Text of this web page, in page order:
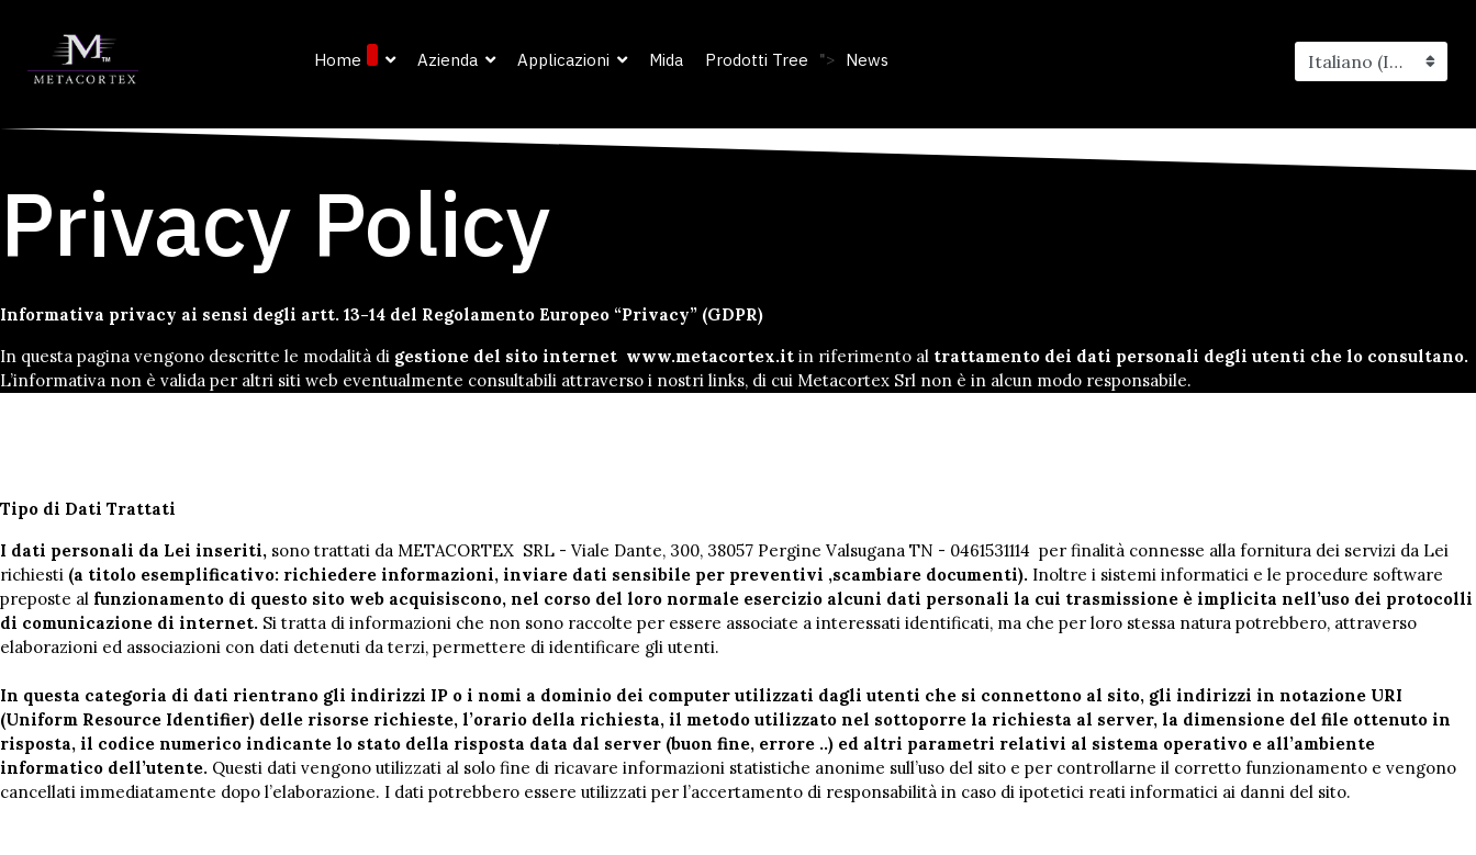
Home Azienda Applicazioni Mida Prodotti Tree "> News Italiano (Italia)
Privacy Policy
Informativa privacy ai sensi degli artt. 13-14 del Regolamento Europeo “Privacy” (GDPR)
In questa pagina vengono descritte le modalità di gestione del sito internet www.metacortex.it in riferimento al trattamento dei dati personali degli utenti che lo consultano.
L’informativa non è valida per altri siti web eventualmente consultabili attraverso i nostri links, di cui Metacortex Srl non è in alcun modo responsabile.
Tipo di Dati Trattati
I dati personali da Lei inseriti, sono trattati da METACORTEX SRL - Viale Dante, 300, 38057 Pergine Valsugana TN - 0461531114 per finalità connesse alla fornitura dei servizi da Lei
richiesti (a titolo esemplificativo: richiedere informazioni, inviare dati sensibile per preventivi ,scambiare documenti). Inoltre i sistemi informatici e le procedure software
preposte al funzionamento di questo sito web acquisiscono, nel corso del loro normale esercizio alcuni dati personali la cui trasmissione è implicita nell’uso dei protocolli
di comunicazione di internet. Si tratta di informazioni che non sono raccolte per essere associate a interessati identificati, ma che per loro stessa natura potrebbero, attraverso
elaborazioni ed associazioni con dati detenuti da terzi, permettere di identificare gli utenti.
In questa categoria di dati rientrano gli indirizzi IP o i nomi a dominio dei computer utilizzati dagli utenti che si connettono al sito, gli indirizzi in notazione URI
(Uniform Resource Identifier) delle risorse richieste, l’orario della richiesta, il metodo utilizzato nel sottoporre la richiesta al server, la dimensione del file ottenuto in
risposta, il codice numerico indicante lo stato della risposta data dal server (buon fine, errore ..) ed altri parametri relativi al sistema operativo e all’ambiente
informatico dell’utente. Questi dati vengono utilizzati al solo fine di ricavare informazioni statistiche anonime sull’uso del sito e per controllarne il corretto funzionamento e vengono
cancellati immediatamente dopo l’elaborazione. I dati potrebbero essere utilizzati per l’accertamento di responsabilità in caso di ipotetici reati informatici ai danni del sito.